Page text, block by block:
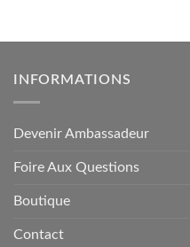
INFORMATIONS
Devenir Ambassadeur
Foire Aux Questions
Boutique
Contact